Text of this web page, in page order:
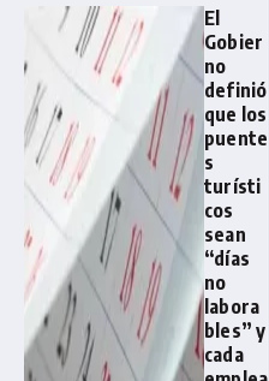
El
Gobier
no
definió
que los
puente
s
turísti
cos
sean
“días
no
labora
bles” y
cada